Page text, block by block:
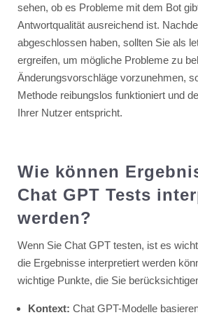
sehen, ob es Probleme mit dem Bot
Antwortqualität ausreichend ist.
abgeschlossen haben, sollten Sie als
ergreifen, um mögliche Probleme zu
Änderungsvorschläge vorzunehmen,
Methode reibungslos funktioniert und
Ihrer Nutzer entspricht.
Wie können
Chat GPT Tests
werden?
Wenn Sie Chat GPT testen, ist es
die Ergebnisse interpretiert werden
wichtige Punkte, die Sie
Kontext: Chat GPT-Modelle